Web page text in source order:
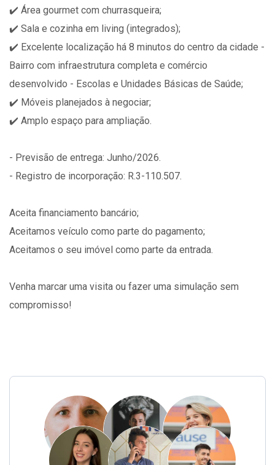
✔️ Área gourmet com churrasqueira;
✔️ Sala e cozinha em living (integrados);
✔️ Excelente localização há 8 minutos do centro da cidade -
Bairro com infraestrutura completa e comércio
desenvolvido - Escolas e Unidades Básicas de Saúde;
✔️ Móveis planejados à negociar;
✔️ Amplo espaço para ampliação.
- Previsão de entrega: Junho/2026.
- Registro de incorporação: R.3-110.507.
Aceita financiamento bancário;
Aceitamos veículo como parte do pagamento;
Aceitamos o seu imóvel como parte da entrada.
Venha marcar uma visita ou fazer uma simulação sem
compromisso!